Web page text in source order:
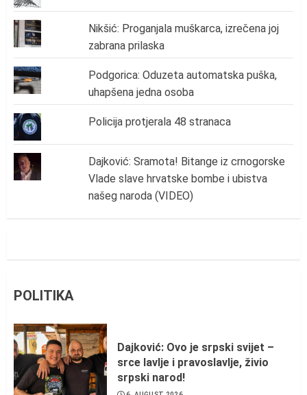
Nikšić: Proganjala muškarca, izrečena joj
zabrana prilaska
Podgorica: Oduzeta automatska puška,
uhapšena jedna osoba
Policija protjerala 48 stranaca
Dajković: Sramota! Bitange iz crnogorske
Vlade slave hrvatske bombe i ubistva
našeg naroda (VIDEO)
POLITIKA
Dajković: Ovo je srpski svijet –
srce lavlje i pravoslavlje, živio
srpski narod!